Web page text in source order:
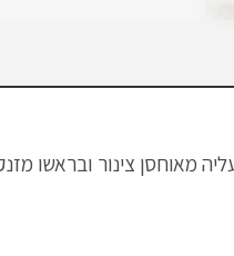
מאוחסן צינור ובראשו